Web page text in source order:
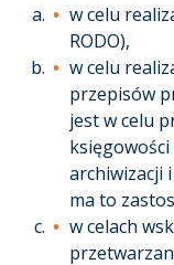
w celu
RODO),
w celu
przepisów
jest w celu
archiwizacji
ma to
w celach